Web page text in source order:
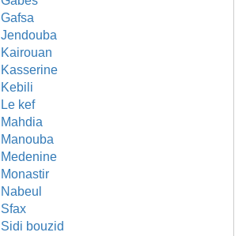
Gafsa
Jendouba
Kairouan
Kasserine
Kebili
Le kef
Mahdia
Manouba
Medenine
Monastir
Nabeul
Sfax
Sidi bouzid